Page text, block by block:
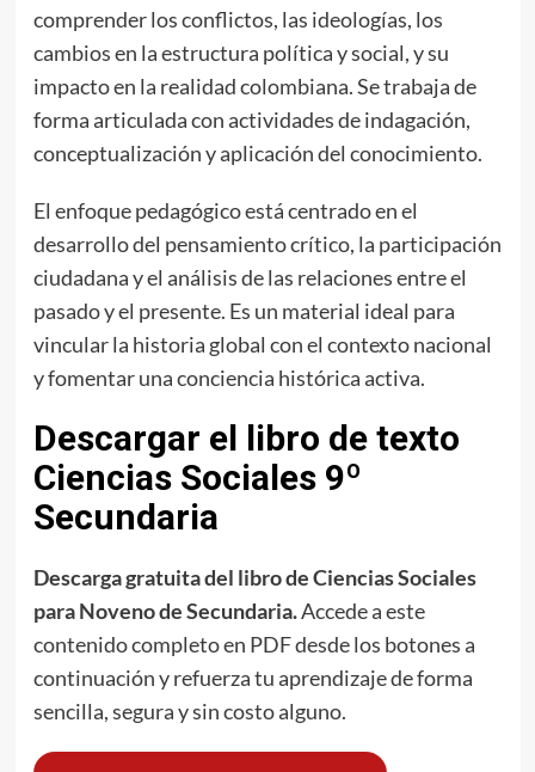
comprender los conflictos, las ideologías, los
cambios en la estructura política y social, y su
impacto en la realidad colombiana. Se trabaja de
forma articulada con actividades de indagación,
conceptualización y aplicación del conocimiento.
El enfoque pedagógico está centrado en el
desarrollo del pensamiento crítico, la participación
ciudadana y el análisis de las relaciones entre el
pasado y el presente. Es un material ideal para
vincular la historia global con el contexto nacional
y fomentar una conciencia histórica activa.
Descargar el libro de texto
Ciencias Sociales 9º
Secundaria
Descarga gratuita del libro de Ciencias Sociales
para Noveno de Secundaria.Accede a este
contenido completo en PDF desde los botones a
continuación y refuerza tu aprendizaje de forma
sencilla, segura y sin costo alguno.